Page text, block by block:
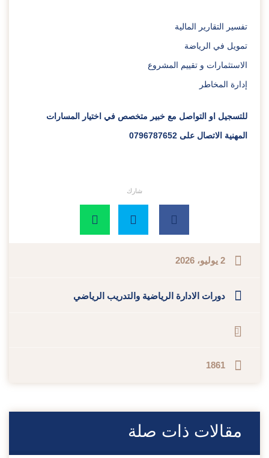
تفسير التقارير المالية
تمويل في الرياضة
الاستثمارات و تقييم المشروع
إدارة المخاطر
للتسجيل او التواصل مع خبير متخصص في اختيار المسارات
المهنية الاتصال على 0796787652
شارك
2 يوليو، 2026
دورات الادارة الرياضية والتدريب الرياضي
1861
مقالات ذات صلة